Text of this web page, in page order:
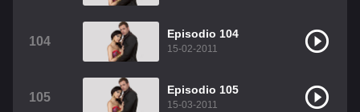
104
Episodio 104
15-02-2011
105
Episodio 105
15-03-2011